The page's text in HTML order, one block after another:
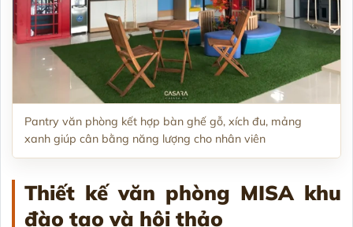
Pantry văn phòng kết hợp bàn ghế gỗ, xích đu, mảng
xanh giúp cân bằng năng lượng cho nhân viên
Thiết kế văn phòng MISA khu
đào tạo và hội thảo